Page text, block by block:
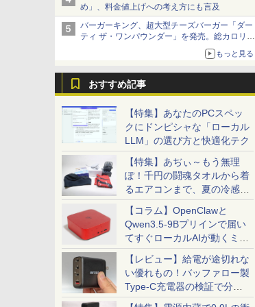
め」、料金値上げへの考え方にも言及
バーガーキング、超大型チーズバーガー「ダー
ティ ザ・ワンパウンダー」を発売。総カロリー
もっと見る
おすすめ記事
【特集】あなたのPCスペッ
クにドンピシャな「ローカル
LLM」の選び方と快適化テク
【特集】あぢぃ～もう無理
ぽ！千円の闘魂タオルから着
るエアコンまで、夏の冷感グ
ッズ一挙紹介
【コラム】OpenClawと
Qwen3.5-9Bプリインで届い
てすぐローカルAIが動くミニ
PC「SER9 Pro」
【レビュー】給電が途切れな
い優れもの！バッファロー製
Type-C充電器の検証で分か
ったこと